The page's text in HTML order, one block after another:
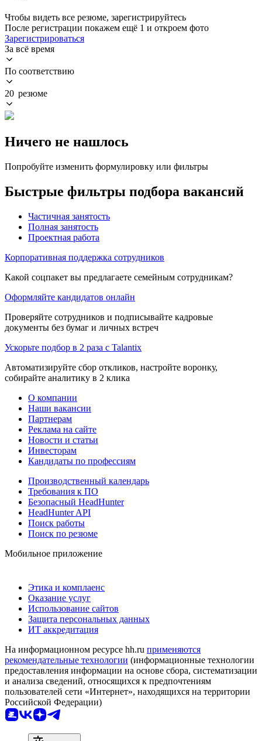
Чтобы видеть все резюме, зарегистрируйтесь
После регистрации покажем ещё 1 и откроем фото
Зарегистрироваться
За всё время
По соответствию
20 резюме
Ничего не нашлось
Попробуйте изменить формулировку или фильтры
Быстрые фильтры подбора вакансий
Частичная занятость
Полная занятость
Проектная работа
Корпоративная поддержка сотрудников
Какой соцпакет вы предлагаете семейным сотрудникам?
Оформляйте кандидатов онлайн
Проверяйте сотрудников и подписывайте кадровые
документы без бумаг и личных встреч
Ускорьте подбор в 2 раза с Talantix
Автоматизируйте сбор откликов, настройте воронку,
собирайте аналитику в 2 клика
О компании
Наши вакансии
Партнерам
Реклама на сайте
Новости и статьи
Инвесторам
Кандидаты по профессиям
Производственный календарь
Требования к ПО
Безопасный HeadHunter
HeadHunter API
Поиск работы
Поиск по резюме
Мобильное приложение
Этика и комплаенс
Оказание услуг
Использование сайтов
Защита персональных данных
ИТ аккредитация
На информационном ресурсе hh.ru применяются
рекомендательные технологии (информационные технологии
предоставления информации на основе сбора, систематизации
и анализа сведений, относящихся к предпочтениям
пользователей сети «Интернет», находящихся на территории
Российской Федерации)